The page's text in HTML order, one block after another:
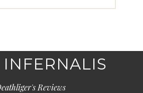
INFERNALIS
Reviews